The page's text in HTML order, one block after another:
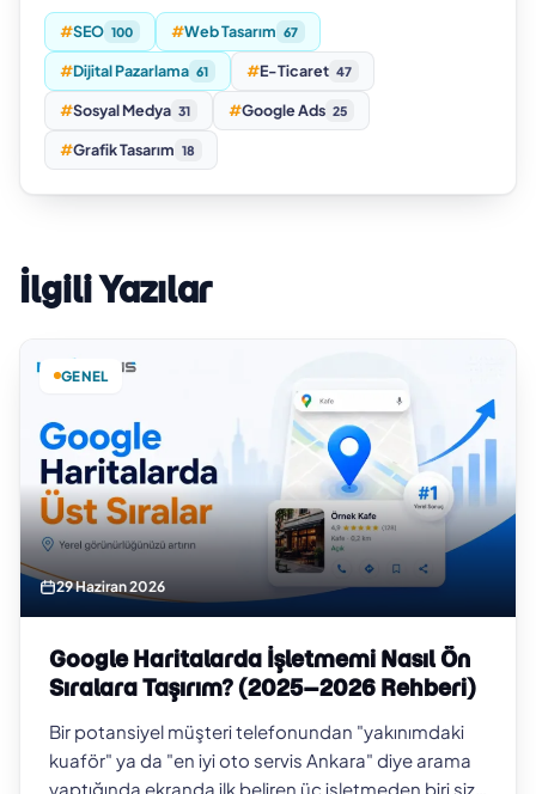
#SEO 100 #Web Tasarım 67
#Dijital Pazarlama 61 #E-Ticaret 47
#Sosyal Medya 31 #Google Ads 25
#Grafik Tasarım 18
İlgili Yazılar
GENEL
29 Haziran 2026
Google Haritalarda İşletmemi Nasıl Ön
Sıralara Taşırım? (2025–2026 Rehberi)
Bir potansiyel müşteri telefonundan "yakınımdaki
kuaför" ya da "en iyi oto servis Ankara" diye arama
yaptığında ekranda ilk beliren üç işletmeden biri siz